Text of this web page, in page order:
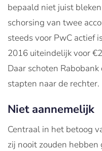
bepaald niet juist
schorsing van twee
steeds voor PwC actief
2016 uiteindelijk voor
Daar schoten
stapten naar de rechter.
Niet aannemelijk
Centraal in het betoog
zij nooit zouden